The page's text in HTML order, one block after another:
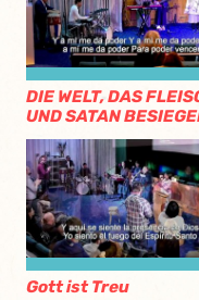
DIE WELT, DAS
UND SATAN
Gott ist Treu